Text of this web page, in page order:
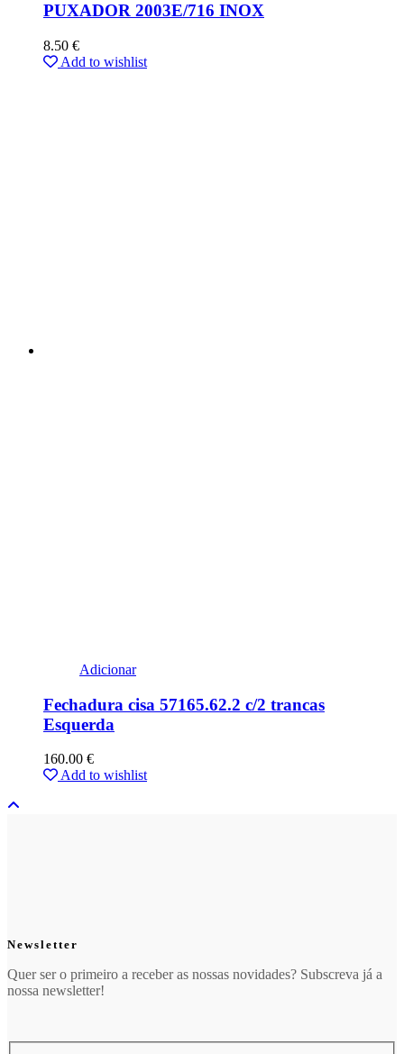
PUXADOR 2003E/716 INOX
8.50 €
Add to wishlist
Adicionar
Fechadura cisa 57165.62.2 c/2 trancas
Esquerda
160.00 €
Add to wishlist
Newsletter
Quer ser o primeiro a receber as nossas novidades? Subscreva já a
nossa newsletter!